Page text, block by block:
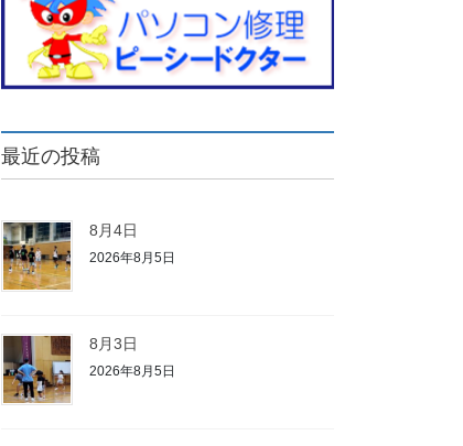
最近の投稿
8月4日
2026年8月5日
8月3日
2026年8月5日